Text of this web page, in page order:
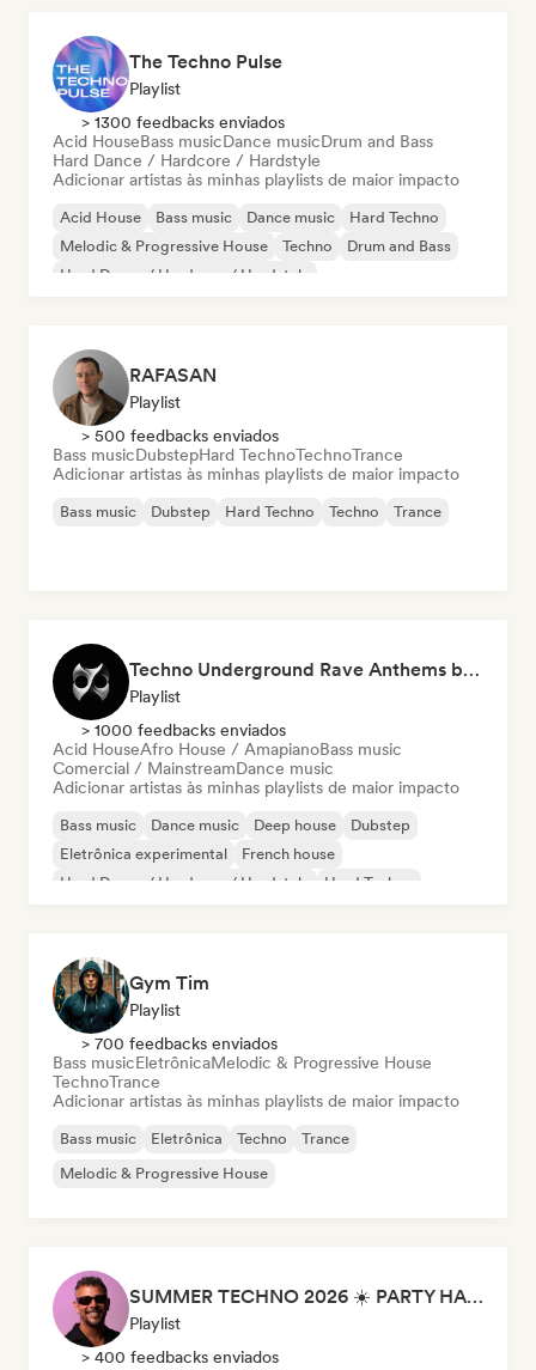
The Techno Pulse
Playlist
> 1300 feedbacks enviados
Acid HouseBass musicDance musicDrum and Bass
Hard Dance / Hardcore / Hardstyle
Adicionar artistas às minhas playlists de maior impacto
Acid House Bass music Dance music
Hard Techno
Melodic & Progressive House
Techno
Drum and Bass
Hard Dance / Hardcore / Hardstyle
RAFASAN
Playlist
> 500 feedbacks enviados
Bass musicDubstepHard TechnoTechnoTrance
Adicionar artistas às minhas playlists de maior impacto
Bass music Dubstep Hard Techno Techno Trance
Techno Underground Rave Anthems by Orphium
Playlist
> 1000 feedbacks enviados
Acid HouseAfro House / AmapianoBass music
Comercial / MainstreamDance music
Adicionar artistas às minhas playlists de maior impacto
Bass music Dance music Deep house
Dubstep
Eletrônica experimental
French house
Hard Dance / Hardcore / Hardstyle
Hard Techno
Gym Tim
Playlist
> 700 feedbacks enviados
Bass musicEletrônicaMelodic & Progressive House
TechnoTrance
Adicionar artistas às minhas playlists de maior impacto
Bass music Eletrônica Techno
Trance
Melodic & Progressive House
SUMMER TECHNO 2026 ☀️ PARTY HARD by Sebastian Bronk
Playlist
> 400 feedbacks enviados